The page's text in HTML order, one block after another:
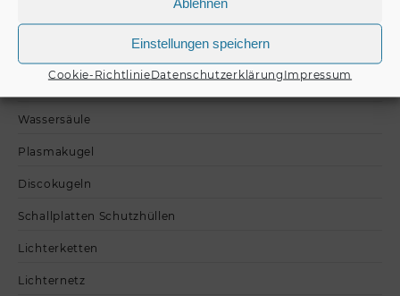
Einstellungen speichern
Cookie-RichtlinieDatenschutzerklärung Impressum
Wassersäule
Plasmakugel
Discokugeln
Schallplatten Schutzhüllen
Lichterketten
Lichternetz